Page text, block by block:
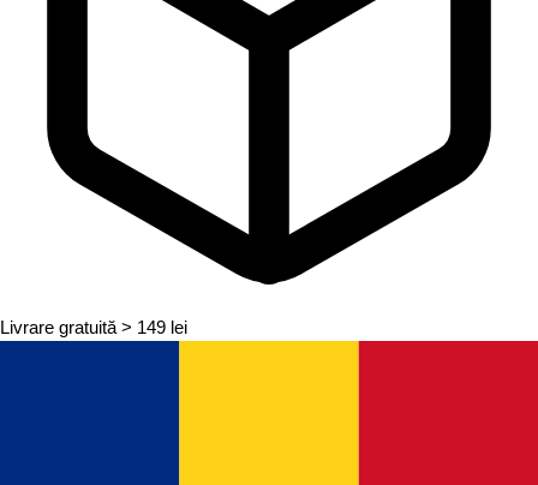
Livrare gratuită > 149 lei